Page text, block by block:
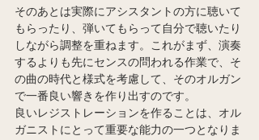
そのあとは実際にアシスタントの方に聴いて
もらったり、弾いてもらって自分で聴いたり
しながら調整を重ねます。これがまず、演奏
するよりも先にセンスの問われる作業で、そ
の曲の時代と様式を考慮して、そのオルガン
で一番良い響きを作り出すのです。
良いレジストレーションを作ることは、オル
ガニストにとって重要な能力の一つとなりま